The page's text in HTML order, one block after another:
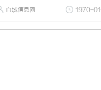
白城信息网 1970-